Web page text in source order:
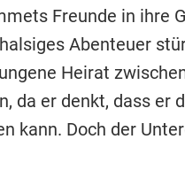
Freunde in ihre
Abenteuer
Heirat
da er denkt, dass er
kann. Doch der